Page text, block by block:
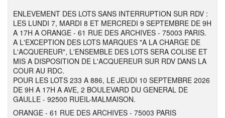
ENLEVEMENT DES LOTS SANS INTERRUPTION SUR RDV :
LES LUNDI 7, MARDI 8 ET MERCREDI 9 SEPTEMBRE DE 9H
A 17H A ORANGE - 61 RUE DES ARCHIVES - 75003 PARIS.
A L'EXCEPTION DES LOTS MARQUES "A LA CHARGE DE
L'ACQUEREUR", L'ENSEMBLE DES LOTS SERA COLISE ET
MIS A DISPOSITION DE L'ACQUEREUR SUR RDV DANS LA
COUR AU RDC.
POUR LES LOTS 233 A 886, LE JEUDI 10 SEPTEMBRE 2026
DE 9H A 17H A AVE, 2 BOULEVARD DU GENERAL DE
GAULLE - 92500 RUEIL-MALMAISON.
ORANGE - 61 RUE DES ARCHIVES - 75003 PARIS